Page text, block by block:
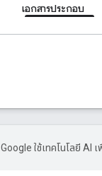
เอกสารประกอบ
Google ใช้เทคโนโลยี AI